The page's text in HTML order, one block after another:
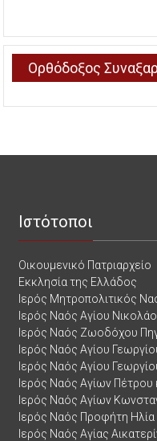
Ορθόδοξος
Ιστότοποι
Οικουμενικό Πατριαρχείο
Εκκλησία της Ελλάδος
Ιερός Μητροπολιτικός
Ιερός Ναός Αγίου
Ιερός Ναός Ζωοδόχου
Ιερός Ναός Αγίου
Ιερός Ναός Αγίου
Ιερός Ναός Αγίων Πέτρου
Ιερός Ναός Αγίων
Ιερός Ναός Προφήτη Ηλία
Ιερός Ναός Αγίας